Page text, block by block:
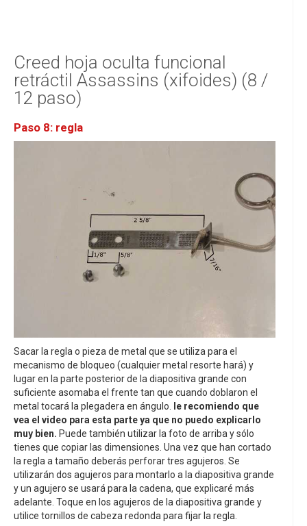
Creed hoja oculta funcional
retráctil Assassins (xifoides) (8 /
12 paso)
Paso 8: regla
Sacar la regla o pieza de metal que se utiliza para el
mecanismo de bloqueo (cualquier metal resorte hará) y
lugar en la parte posterior de la diapositiva grande con
suficiente asomaba el frente tan que cuando doblaron el
metal tocará la plegadera en ángulo. le recomiendo que
vea el video para esta parte ya que no puedo explicarlo
muy bien. Puede también utilizar la foto de arriba y sólo
tienes que copiar las dimensiones. Una vez que han cortado
la regla a tamaño deberás perforar tres agujeros. Se
utilizarán dos agujeros para montarlo a la diapositiva grande
y un agujero se usará para la cadena, que explicaré más
adelante. Toque en los agujeros de la diapositiva grande y
utilice tornillos de cabeza redonda para fijar la regla.